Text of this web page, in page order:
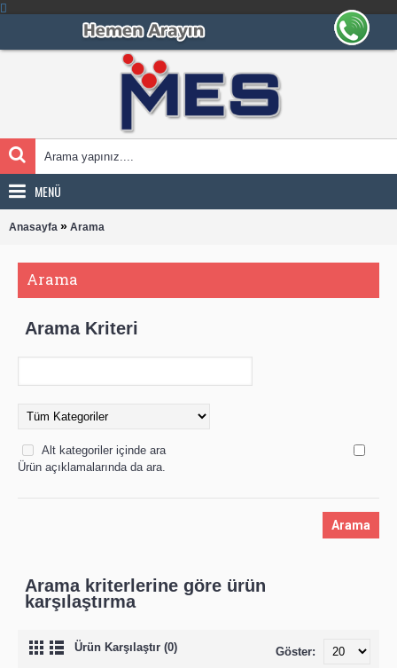
MENÜ
Anasayfa » Arama
Arama
Arama Kriteri
Alt kategoriler içinde ara
Ürün açıklamalarında da ara.
Arama kriterlerine göre ürün
karşılaştırma
Ürün Karşılaştır (0) Göster: